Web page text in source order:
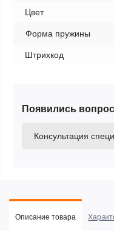
Цвет
Форма пружины
Штрихкод
Появились
Консультация
Описание товара